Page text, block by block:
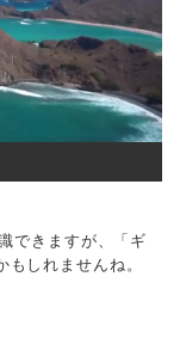
できますが、「ギ
しれませんね。